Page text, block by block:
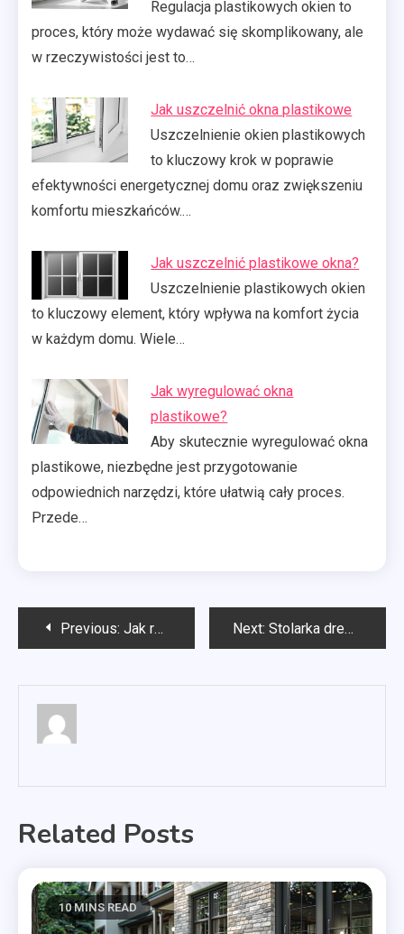
Regulacja plastikowych okien to
proces, który może wydawać się skomplikowany, ale
w rzeczywistości jest to…
Jak uszczelnić okna plastikowe
Uszczelnienie okien plastikowych
to kluczowy krok w poprawie
efektywności energetycznej domu oraz zwiększeniu
komfortu mieszkańców.…
Jak uszczelnić plastikowe okna?
Uszczelnienie plastikowych okien
to kluczowy element, który wpływa na komfort życia
w każdym domu. Wiele…
Jak wyregulować okna
plastikowe?
Aby skutecznie wyregulować okna
plastikowe, niezbędne jest przygotowanie
odpowiednich narzędzi, które ułatwią cały proces.
Przede…
Nawigacja
Previous: Jak regulować okna plastikowe na zimę? Next: Stolarka drewniana Szczecin
Related Posts
10 MINS READ